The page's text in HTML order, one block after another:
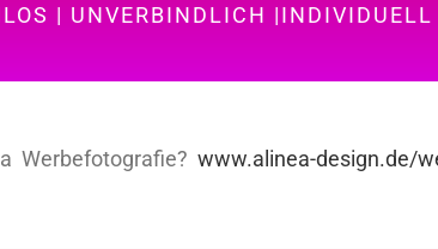
| UNVERBINDLICH |INDIVIDUELL
Werbefotografie? www.alinea-design.de/